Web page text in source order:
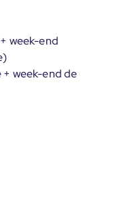
week-end
+ week-end de